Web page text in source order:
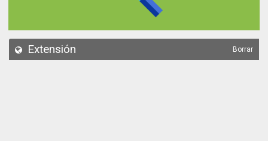
API
Extensión Borrar